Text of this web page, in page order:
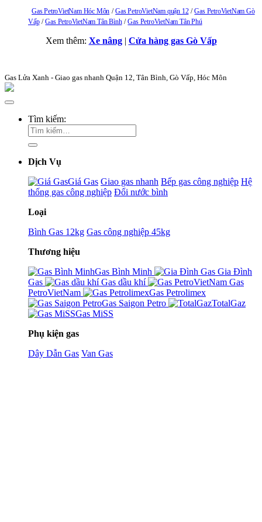
Gas PetroVietNam Hóc Môn Gas PetroVietNam quận 12
Gas PetroVietNam Gò
Vấp
Gas PetroVietNam Tân Bình Gas PetroVietNam Tân Phú
Xem thêm: Xe nâng| Cửa hàng gas Gò Vấp
Gas Lửa Xanh - Giao gas nhanh Quận 12, Tân Bình, Gò Vấp, Hóc Môn
Tìm kiếm:
Dịch Vụ
Giá Gas Giao gas nhanh Bếp gas công nghiệp Hệ
thống gas công nghiệp Đổi nước bình
Loại
Bình Gas 12kg Gas công nghiệp 45kg
Thương hiệu
Gas Bình Minh
Gia Đình
Gas
Gas dầu khí
Gas
PetroVietNam
Gas Petrolimex
Gas Saigon Petro
TotalGaz
Gas MiSS
Phụ kiện gas
Dây Dẫn Gas Van Gas